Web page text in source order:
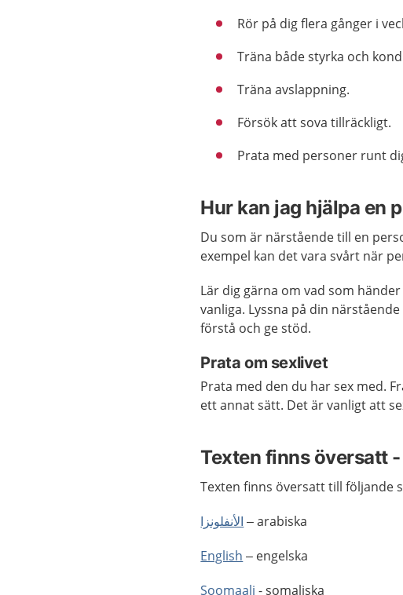
Rör på dig flera gånger i
Träna både styrka och
Träna avslappning.
Försök att sova tillräckligt.
Prata med personer runt
Hur kan jag hjälpa en
Du som är närstående till en
exempel kan det vara svårt när
Lär dig gärna om vad som
vanliga. Lyssna på din
förstå och ge stöd.
Prata om sexlivet
Prata med den du har sex med.
ett annat sätt. Det är vanligt att
Texten finns översatt
Texten finns översatt till följande
الأنفلونزا – arabiska
English – engelska
Soomaali - somaliska